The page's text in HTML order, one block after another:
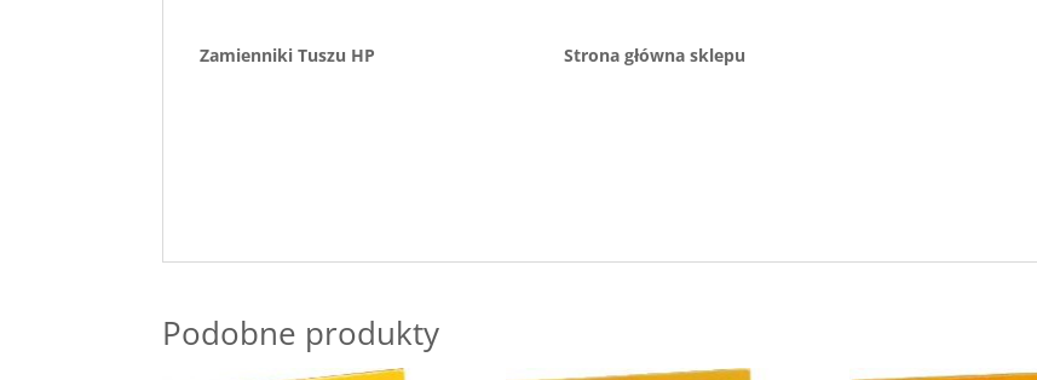
Zamienniki Tuszu HPStrona główna sklepu
Podobne produkty